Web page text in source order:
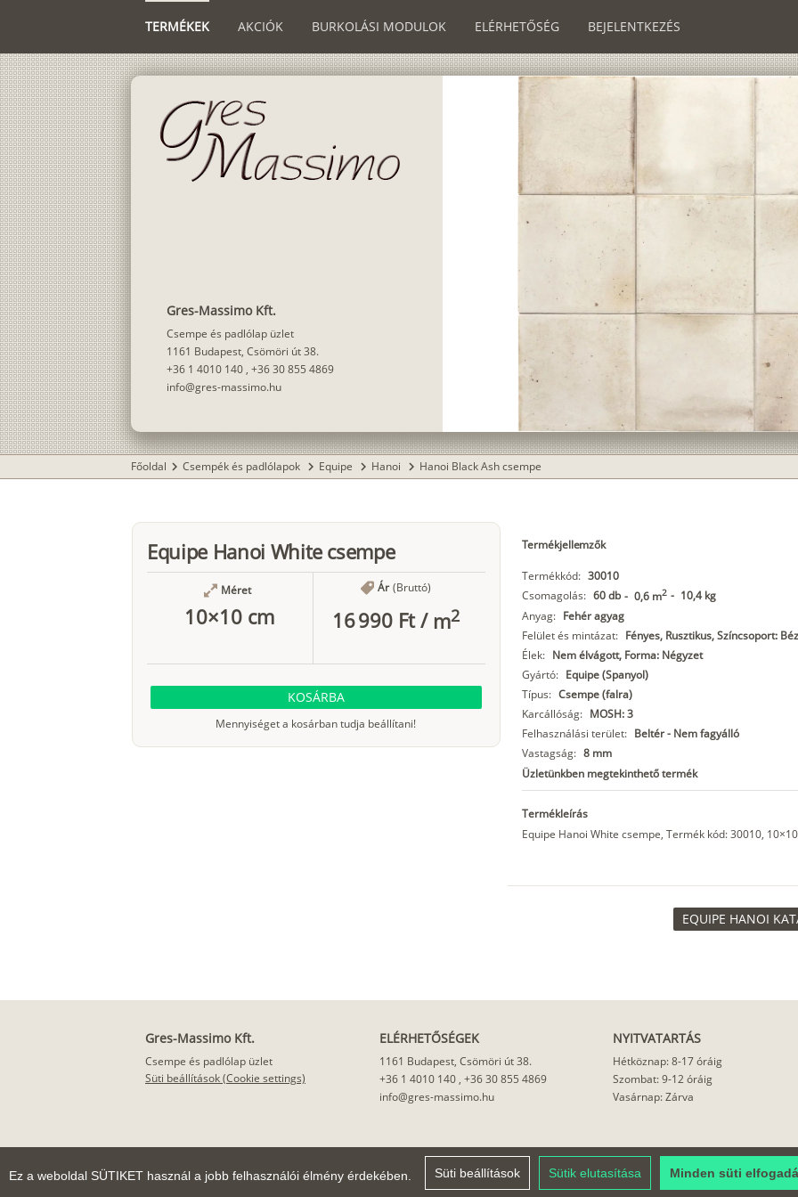
Ez a weboldal SÜTIKET használ a jobb felhasználói élmény érdekében. Süti beállítások Sütik elutasítása Minden süti
TERMÉKEK AKCIÓK BURKOLÁSI MODULOK ELÉRHETŐSÉG BEJELENTKEZÉS
Gres-Massimo Kft.
Csempe és padlólap üzlet
1161 Budapest, Csömöri út 38.
+36 1 4010 140 , +36 30 855 4869
info@gres-massimo.hu
Főoldal chevron_right Csempék és padlólapok chevron_right Equipe chevron_right Hanoi chevron_right Hanoi Black Ash csempe
Equipe Hanoi White csempe
Méret
10×10 cm
Ár (Bruttó)
16 990 Ft/ m2
KOSÁRBA
Mennyiséget a kosárban tudja beállítani!
Termékjellemzők
Termékkód: 30010
Csomagolás: 60 db - 0,6 m2 - 10,4 kg
Anyag: Fehér agyag
Felület és mintázat: Fényes, Rusztikus, Színcsoport:
Élek: Nem élvágott, Forma: Négyzet
Gyártó: Equipe (Spanyol)
Típus: Csempe (falra)
Karcállóság: MOSH: 3
Felhasználási terület: Beltér - Nem fagyálló
Vastagság: 8 mm
Üzletünkben megtekinthető termék
Termékleírás
Equipe Hanoi White csempe, Termék kód: 30010,
EQUIPE HANOI
Gres-Massimo Kft.
Csempe és padlólap üzlet
Süti beállítások (Cookie settings)
ELÉRHETŐSÉGEK
1161 Budapest, Csömöri út 38.
+36 1 4010 140, +36 30 855 4869
info@gres-massimo.hu
NYITVATARTÁS
Hétköznap: 8-17 óráig
Szombat: 9-12 óráig
Vasárnap: Zárva